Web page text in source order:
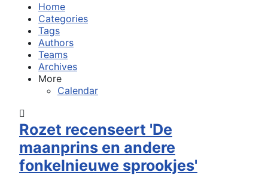
Home
Categories
Tags
Authors
Teams
Archives
More
Calendar
Rozet recenseert 'De
maanprins en andere
fonkelnieuwe sprookjes'